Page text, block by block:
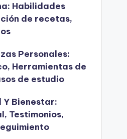
Habilidades
de recetas,
Personales:
Herramientas de
de estudio
Y Bienestar:
Testimonios,